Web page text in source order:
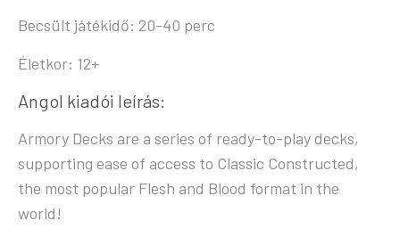
Becsült játékidő: 20-40 perc
Életkor: 12+
Angol kiadói leírás:
Armory Decks are a series of ready-to-play decks,
supporting ease of access to Classic Constructed,
the most popular Flesh and Blood format in the
world!